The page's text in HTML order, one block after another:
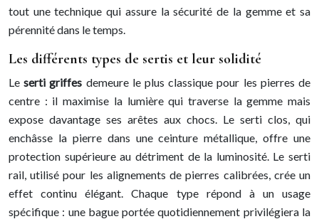
tout une technique qui assure la sécurité de la gemme et sa
pérennité dans le temps.
Les différents types de sertis et leur solidité
Leserti griffes demeure le plus classique pour les pierres de
centre : il maximise la lumière qui traverse la gemme mais
expose davantage ses arêtes aux chocs. Le serti clos, qui
enchâsse la pierre dans une ceinture métallique, offre une
protection supérieure au détriment de la luminosité. Le serti
rail, utilisé pour les alignements de pierres calibrées, crée un
effet continu élégant. Chaque type répond à un usage
spécifique : une bague portée quotidiennement privilégiera la